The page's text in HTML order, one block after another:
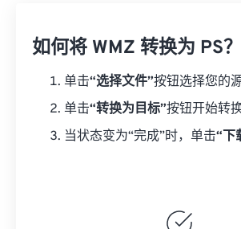
如何将 WMZ 转换为 PS？
单击“选择文件”按钮选择您的
单击“转换为目标”按钮开始转换
当状态变为“完成”时，单击“下